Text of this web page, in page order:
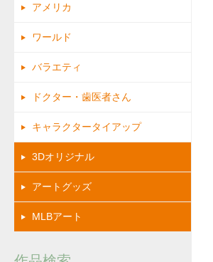
アメリカ
ワールド
バラエティ
ドクター・歯医者さん
キャラクタータイアップ
3Dオリジナル
アートグッズ
MLBアート